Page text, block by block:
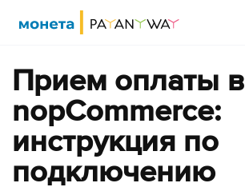
Прием оплаты в
nopCommerce:
инструкция по
подключению